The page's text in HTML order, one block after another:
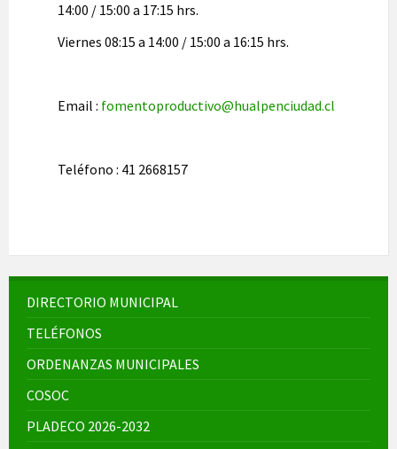
14:00 / 15:00 a 17:15 hrs.
Viernes 08:15 a 14:00 / 15:00 a 16:15 hrs.
Email : fomentoproductivo@hualpenciudad.cl
Teléfono : 41 2668157
DIRECTORIO MUNICIPAL
TELÉFONOS
ORDENANZAS MUNICIPALES
COSOC
PLADECO 2026-2032